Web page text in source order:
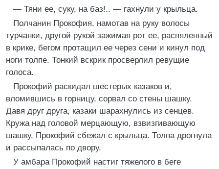
— Тяни ее, суку, на баз!.. — гахнули у крыльца.
Полчанин Прокофия, намотав на руку волосы
турчанки, другой рукой зажимая рот ее, распяленный
в крике, бегом протащил ее через сени и кинул под
ноги толпе. Тонкий вскрик просверлил ревущие
голоса.
Прокофий раскидал шестерых казаков и,
вломившись в горницу, сорвал со стены шашку.
Давя друг друга, казаки шарахнулись из сенцев.
Кружа над головой мерцающую, взвизгивающую
шашку, Прокофий сбежал с крыльца. Толпа дрогнула
и рассыпалась по двору.
У амбара Прокофий настиг тяжелого в беге